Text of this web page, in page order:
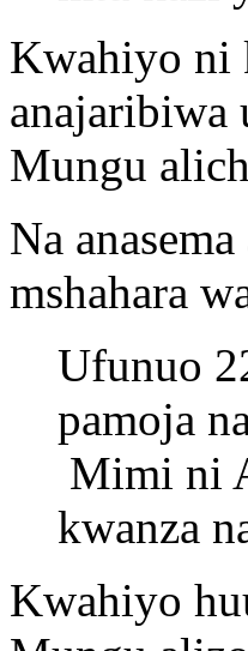
Kwahiyo ni
anajaribiwa
Mungu
Na
mshahara
Ufunuo
pamoja
Mimi ni
kwanza
Kwahiyo